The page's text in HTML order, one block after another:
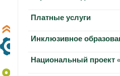
Платные услуги
Инклюзивное
Национальный проект